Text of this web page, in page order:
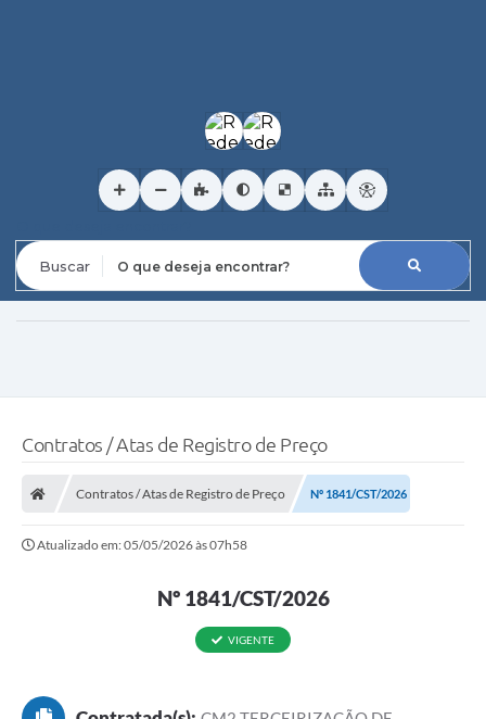
Contratos / Atas de Registro de Preço
Contratos / Atas de Registro de Preço Nº 1841/CST/2026
Atualizado em: 05/05/2026 às 07h58
Nº 1841/CST/2026
VIGENTE